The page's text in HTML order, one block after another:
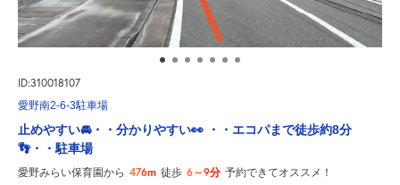
ID:310018107
愛野南2-6-3駐車場
止めやすい🚘・・分かりやすい👀 ・・エコパまで徒歩約8分
👣・・駐車場
愛野みらい保育園から 476m 徒歩 6～9分 予約できてオススメ！